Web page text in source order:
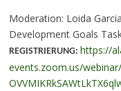
Moderation: Loida
Development Goals
REGISTRIERUNG: https://
events.zoom.us/